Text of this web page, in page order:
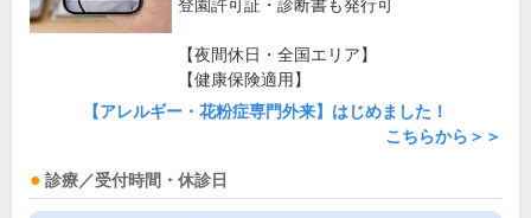
登園許可証・診断書も発行可
【夜間休日・全国エリア】
【健康保険適用】
【アレルギー・花粉症専門外来】はじめました！
こちらから＞＞
診療／受付時間・休診日